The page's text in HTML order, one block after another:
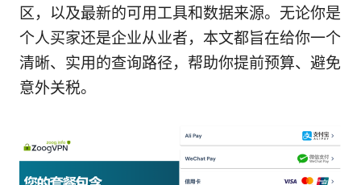
区，以及最新的可用工具和数据来源。无论你是
个人买家还是企业从业者，本文都旨在给你一个
清晰、实用的查询路径，帮助你提前预算、避免
意外关税。